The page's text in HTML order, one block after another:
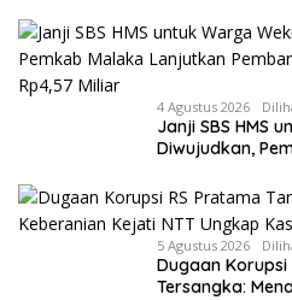
4 Agustus 2026
Janji SBS HMS
Diwujudkan,
5 Agustus 2026
Dugaan
Tersangka: